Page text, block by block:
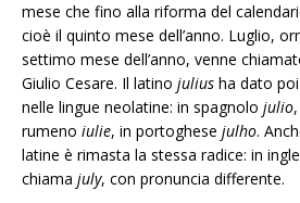
mese che fino alla riforma del
cioè il quinto mese dell’anno. Luglio,
settimo mese dell’anno, venne
Giulio Cesare. Il latino julius ha dato
nelle lingue neolatine: in spagnolo julio
rumeno iulie, in portoghese julho.
latine è rimasta la stessa radice: in
chiama july, con pronuncia differente.